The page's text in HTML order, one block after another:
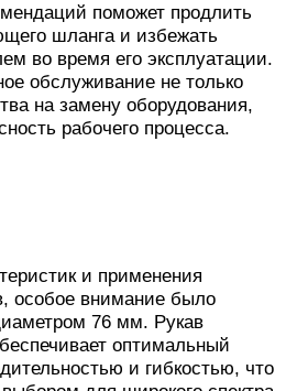
поможет продлить
шланга и избежать
во время его эксплуатации.
обслуживание не только
на замену оборудования,
рабочего процесса.
и применения
особое внимание было
76 мм. Рукав
оптимальный
и гибкостью, что